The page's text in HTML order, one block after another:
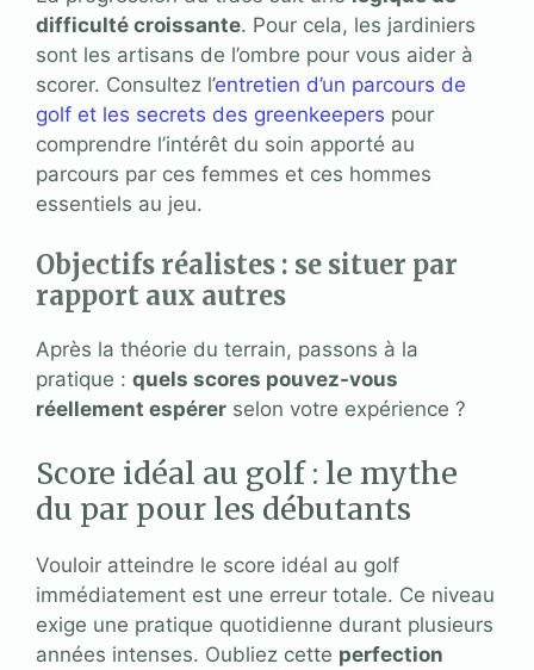
difficulté croissante. Pour cela, les jardiniers
sont les artisans de l’ombre pour vous aider à
scorer. Consultez l’entretien d’un parcours de
golf et les secrets des greenkeepers pour
comprendre l’intérêt du soin apporté au
parcours par ces femmes et ces hommes
essentiels au jeu.
Objectifs réalistes : se situer par
rapport aux autres
Après la théorie du terrain, passons à la
pratique : quels scores pouvez-vous
réellement espérer selon votre expérience ?
Score idéal au golf : le mythe
du par pour les débutants
Vouloir atteindre le score idéal au golf
immédiatement est une erreur totale. Ce niveau
exige une pratique quotidienne durant plusieurs
années intenses. Oubliez cette perfection